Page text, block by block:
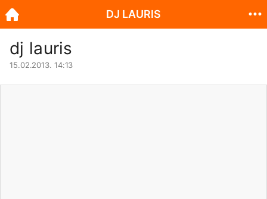
dj lauris
15.02.2013. 14:13
DJ LAURIS